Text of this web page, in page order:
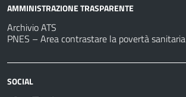
AMMINISTRAZIONE TRASPARENTE
Archivio ATS
PNES – Area contrastare la povertà sanitaria
SOCIAL